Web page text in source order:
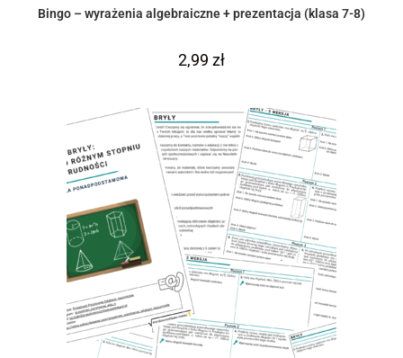
Bingo – wyrażenia algebraiczne + prezentacja (klasa 7-8)
2,99 zł